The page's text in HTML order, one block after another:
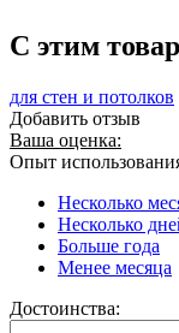
C этим
для стен и потолков
Добавить отзыв
Ваша оценка:
Опыт
Несколько
Несколько
Больше года
Менее месяца
Достоинства: